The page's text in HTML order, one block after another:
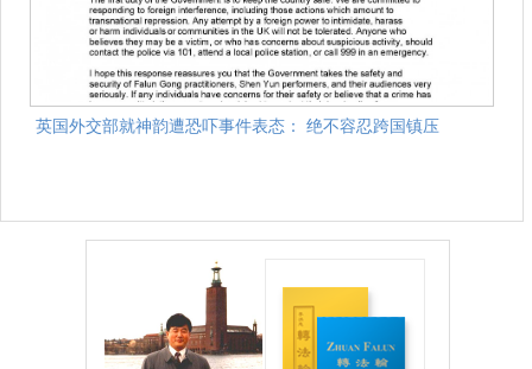
英国外交部就神韵遭恐吓事件表态： 绝不容忍跨国镇压